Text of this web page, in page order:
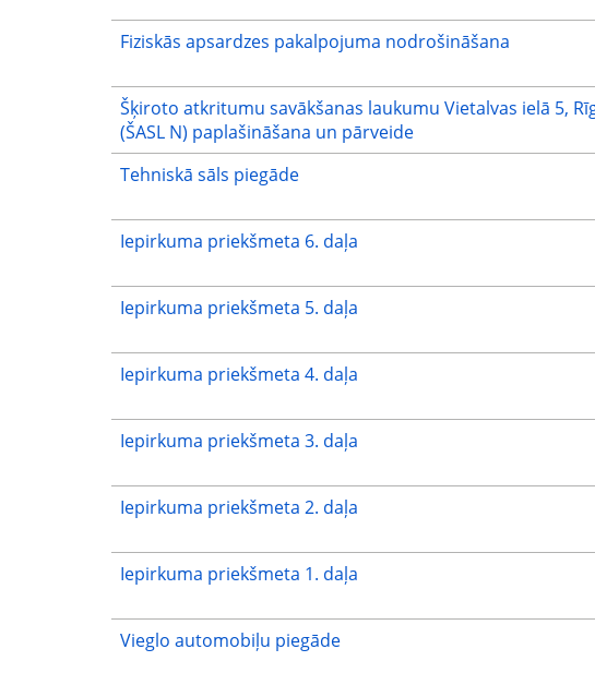
Fiziskās apsardzes pakalpojuma nodrošināšana
Šķiroto atkritumu savākšanas laukumu Vietalvas ielā 5,
(ŠASL N) paplašināšana un pārveide
Tehniskā sāls piegāde
Iepirkuma priekšmeta 6. daļa
Iepirkuma priekšmeta 5. daļa
Iepirkuma priekšmeta 4. daļa
Iepirkuma priekšmeta 3. daļa
Iepirkuma priekšmeta 2. daļa
Iepirkuma priekšmeta 1. daļa
Vieglo automobiļu piegāde